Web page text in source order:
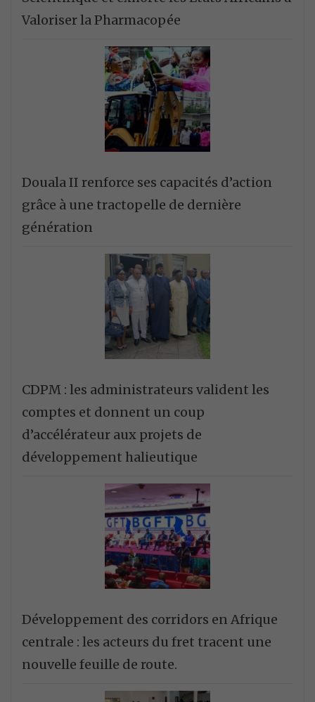
Valoriser la Pharmacopée
Douala II renforce ses capacités d’action
grâce à une tractopelle de dernière
génération
CDPM : les administrateurs valident les
comptes et donnent un coup
d’accélérateur aux projets de
développement halieutique
Développement des corridors en Afrique
centrale : les acteurs du fret tracent une
nouvelle feuille de route.